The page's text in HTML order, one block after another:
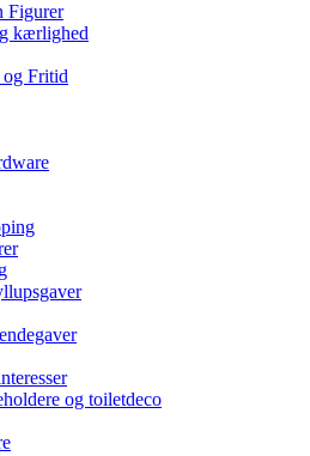
Figurer
kærlighed
Fritid
og toiletdeco